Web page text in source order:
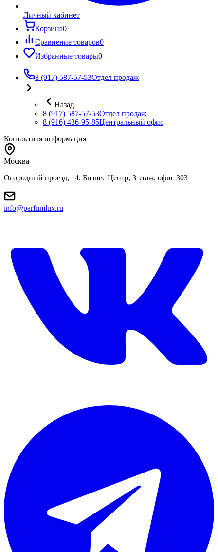
Личный кабинет
Корзина0
Сравнение товаров0
Избранные товары0
8 (917) 587-57-53Отдел продаж
Назад
8 (917) 587-57-53Отдел продаж
8 (916) 436-95-85Центральный офис
Контактная информация
Москва
Огородный проезд, 14, Бизнес Центр, 3 этаж, офис 303
info@parfumlux.ru